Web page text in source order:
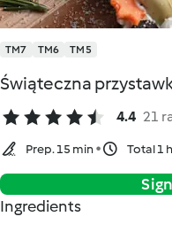
TM7 TM6 TM5
Świąteczna
4.4 21
Prep. 15 min Total 1 h
Ingredients